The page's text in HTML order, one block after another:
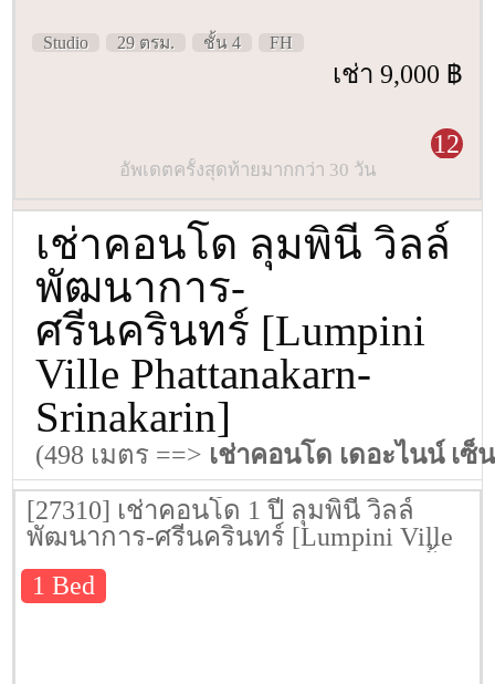
Studio 29 ตรม. ชั้น 4 FH
เช่า 9,000 ฿
12
อัพเดตครั้งสุดท้ายมากกว่า 30 วัน
เช่าคอนโด ลุมพินี วิลล์
พัฒนาการ-
ศรีนครินทร์ [Lumpini
Ville Phattanakarn-
Srinakarin]
(498 เมตร ==> เช่าคอนโด เดอะไนน์ เซ็
[27310] เช่าคอนโด 1 ปี ลุมพินี วิลล์
พัฒนาการ-ศรีนครินทร์ [Lumpini Ville
Phattanakarn-Srinakarin] 31.5 ตรม. ชั้น
23
1 Bed